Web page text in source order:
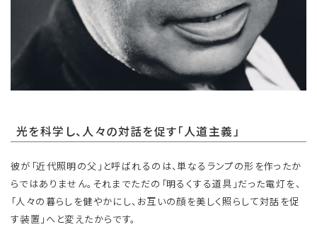
光を科学し、人々の対話を促す「人道主義」
彼が「近代照明の父」と呼ばれるのは、単なるランプの形を作ったか
らではありません。それまでただの「明るくする道具」だった電灯を、
「人々の暮らしを健やかにし、お互いの顔を美しく照らして対話を促
す装置」へと変えたからです。